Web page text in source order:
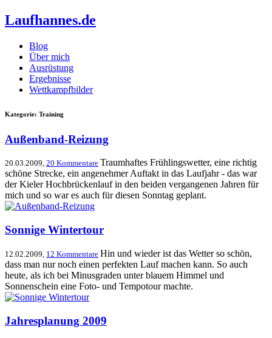
Laufhannes.de
Blog
Über mich
Ausrüstung
Ergebnisse
Wettkampfbilder
Kategorie: Training
Außenband-Reizung
20.03.2009, 20 Kommentare Traumhaftes Frühlingswetter, eine richtig
schöne Strecke, ein angenehmer Auftakt in das Laufjahr - das war
der Kieler Hochbrückenlauf in den beiden vergangenen Jahren für
mich und so war es auch für diesen Sonntag geplant.
Sonnige Wintertour
12.02.2009, 12 Kommentare Hin und wieder ist das Wetter so schön,
dass man nur noch einen perfekten Lauf machen kann. So auch
heute, als ich bei Minusgraden unter blauem Himmel und
Sonnenschein eine Foto- und Tempotour machte.
Jahresplanung 2009